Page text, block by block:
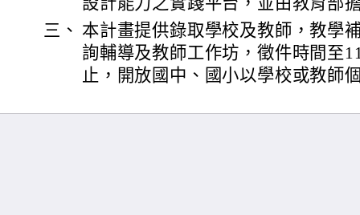
三、 本計畫提供錄取學校及教師，教學
詢輔導及教師工作坊，徵件時間至
止，開放國中、國小以學校或教師